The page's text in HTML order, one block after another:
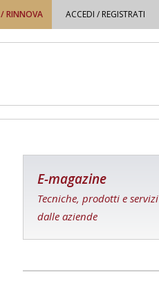
RINNOVA ACCEDI / REGISTRATI
E-magazine
Tecniche, prodotti e servizi
dalle aziende